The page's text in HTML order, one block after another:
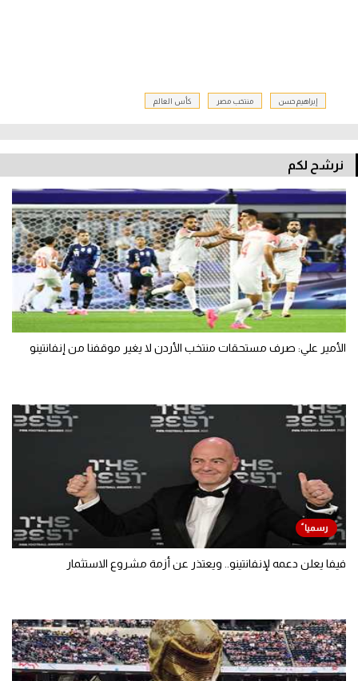
إبراهيم حسن منتخب مصر كأس العالم
نرشح لكم
الأمير علي: صرف مستحقات منتخب الأردن لا يغير موقفنا من إنفانتينو
فيفا يعلن دعمه لإنفانتينو.. ويعتذر عن أزمة مشروع الاستثمار